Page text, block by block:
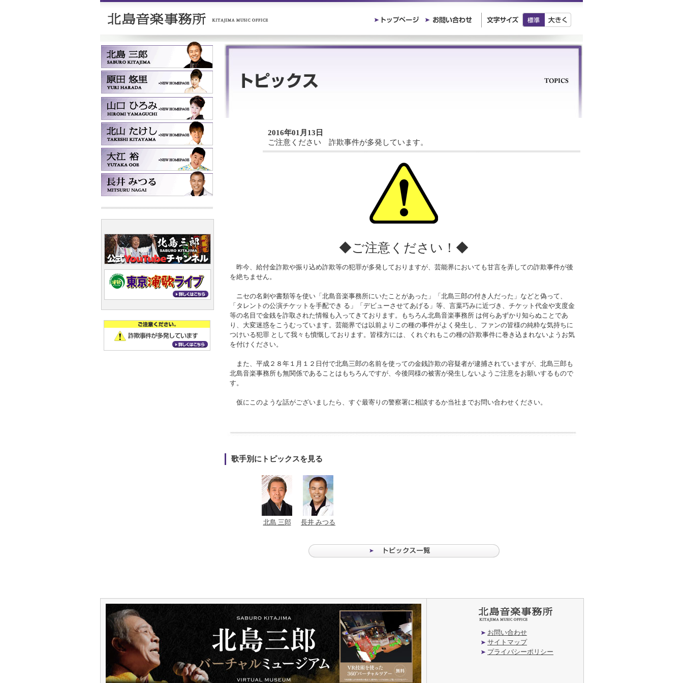
2016年01月13日
ご注意ください 詐欺事件が多発しています。
◆ご注意ください！◆
昨今、給付金詐欺や振り込め詐欺等の犯罪が多発しておりますが、芸能界においても甘言を弄しての詐欺事件が後
を絶ちません。
ニセの名刺や書類等を使い「北島音楽事務所にいたことがあった」「北島三郎の付き人だった」などと偽って、
「タレントの公演チケットを手配でき る」「デビューさせてあげる」等、言葉巧みに近づき、チケット代金や支度金
等の名目で金銭を詐取された情報も入ってきております。もちろん北島音楽事務所 は何らあずかり知らぬことであ
り、大変迷惑をこうむっています。芸能界では以前よりこの種の事件がよく発生し、ファンの皆様の純粋な気持ちに
つけいる犯罪 として我々も憤慨しております。皆様方には、くれぐれもこの種の詐欺事件に巻き込まれないようお気
を付けください。
また、平成２８年１月１２日付で北島三郎の名前を使っての金銭詐欺の容疑者が逮捕されていますが、北島三郎も
北島音楽事務所も無関係であることはもちろんですが、今後同様の被害が発生しないようご注意をお願いするもので
す。
仮にこのような話がございましたら、すぐ最寄りの警察署に相談するか当社までお問い合わせください。
歌手別にトピックスを見る
北島 三郎 長井 みつる
お問い合わせ
サイトマップ
プライバシーポリシー